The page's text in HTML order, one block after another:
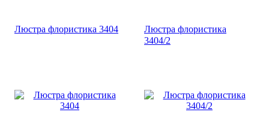
Люстра флористика 3404
Люстра флористика
3404/2